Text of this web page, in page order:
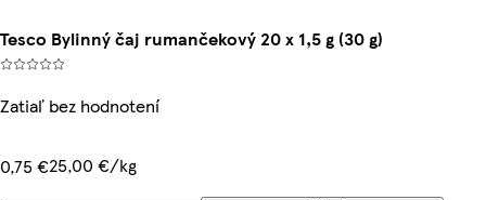
Tesco Bylinný čaj rumančekový 20 x 1,5 g (30 g)
Zatiaľ bez hodnotení
0,75 €25,00 €/kg